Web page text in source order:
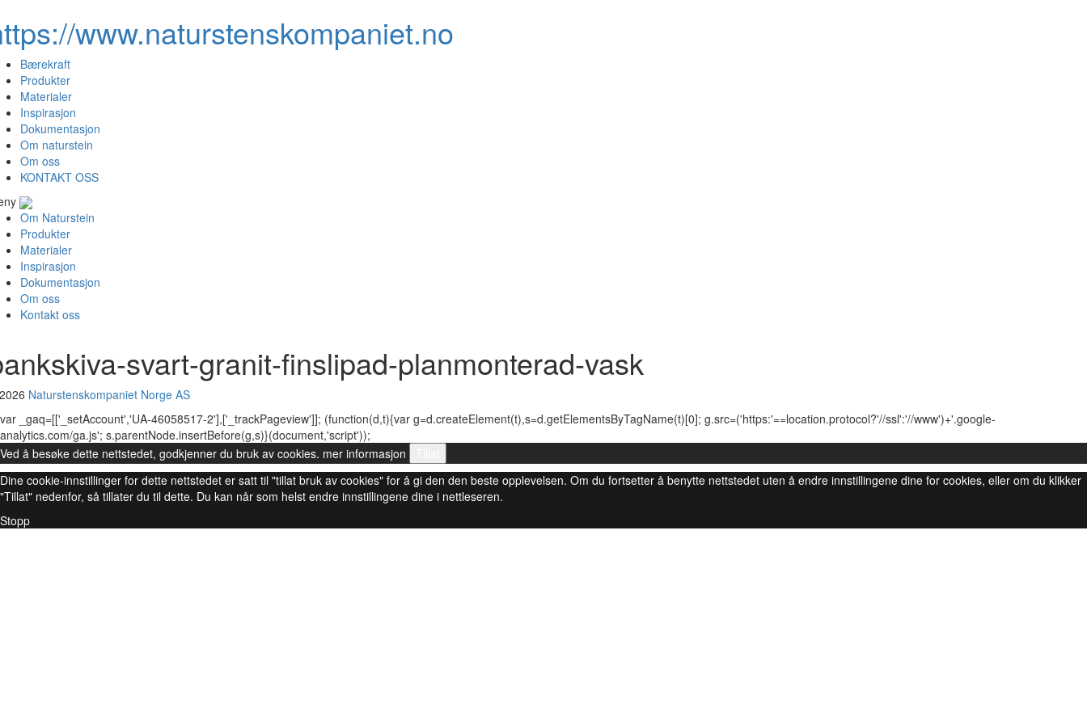
www.naturstenskompaniet.no
Bærekraft
Produkter
Materialer
Inspirasjon
Dokumentasjon
Om naturstein
Om oss
KONTAKT OSS
Om Naturstein
Produkter
Materialer
Inspirasjon
Dokumentasjon
Om oss
Kontakt oss
svart-granit-finslipad-planmonterad-vask
Naturstenskompaniet Norge AS
var _gaq=[['_setAccount','UA-46058517-2'],['_trackPageview']]; (function(d,t){var g=d.createElement(t),s=d.getElementsByTagName(t)[0]; g.src=('https:'==location.protocol?'//ssl':'//www')+'.google-
analytics.com/ga.js'; s.parentNode.insertBefore(g,s)}(document,'script'));
Ved å besøke dette nettstedet, godkjenner du bruk av cookies. mer informasjon
Dine cookie-innstillinger for dette nettstedet er satt til "tillat bruk av cookies" for å gi den den beste opplevelsen. Om du fortsetter å benytte nettstedet uten å endre innstillingene dine for cookies, eller om du klikker
"Tillat" nedenfor, så tillater du til dette. Du kan når som helst endre innstillingene dine i nettleseren.
Stopp